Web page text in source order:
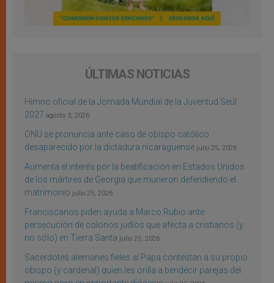
ÚLTIMAS NOTICIAS
Himno oficial de la Jornada Mundial de la Juventud Seúl
2027 agosto 3, 2026
ONU se pronuncia ante caso de obispo católico
desaparecido por la dictadura nicaragüense julio 25, 2026
Aumenta el interés por la beatificación en Estados Unidos
de los mártires de Georgia que murieron defendiendo el
matrimonio julio 25, 2026
Franciscanos piden ayuda a Marco Rubio ante
persecución de colonos judíos que afecta a cristianos (y
no sólo) en Tierra Santa julio 25, 2026
Sacerdotes alemanes fieles al Papa contestan a su propio
obispo (y cardenal) quien les orilla a bendecir parejas del